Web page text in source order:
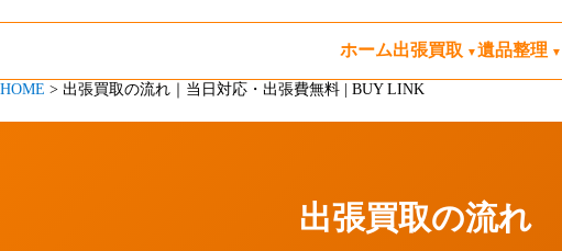
ホーム出張買取 遺品整理
HOME > 出張買取の流れ｜当日対応・出張費無料 | BUY LINK
出張買取の流れ